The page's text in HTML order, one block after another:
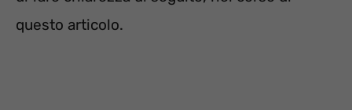
questo articolo.